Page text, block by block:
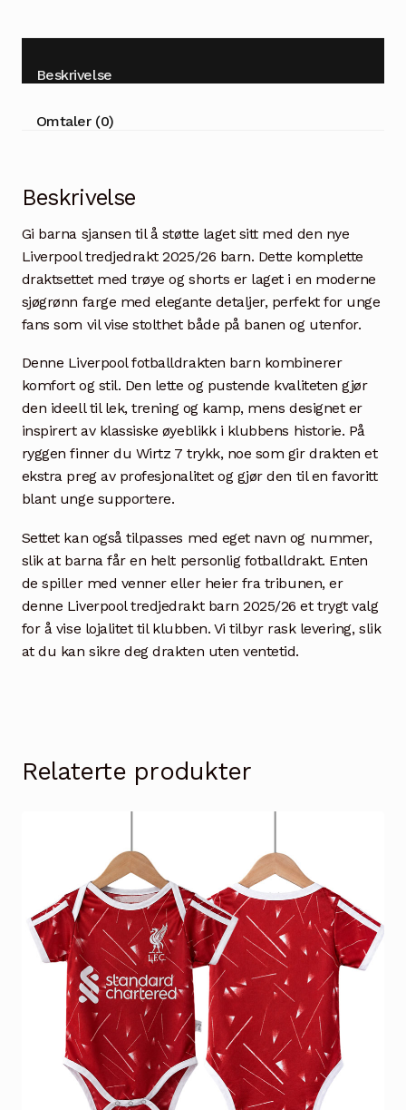
Beskrivelse
Omtaler (0)
Beskrivelse
Gi barna sjansen til å støtte laget sitt med den nye
Liverpool tredjedrakt 2025/26 barn. Dette komplette
draktsettet med trøye og shorts er laget i en moderne
sjøgrønn farge med elegante detaljer, perfekt for unge
fans som vil vise stolthet både på banen og utenfor.
Denne Liverpool fotballdrakten barn kombinerer
komfort og stil. Den lette og pustende kvaliteten gjør
den ideell til lek, trening og kamp, mens designet er
inspirert av klassiske øyeblikk i klubbens historie. På
ryggen finner du Wirtz 7 trykk, noe som gir drakten et
ekstra preg av profesjonalitet og gjør den til en favoritt
blant unge supportere.
Settet kan også tilpasses med eget navn og nummer,
slik at barna får en helt personlig fotballdrakt. Enten
de spiller med venner eller heier fra tribunen, er
denne Liverpool tredjedrakt barn 2025/26 et trygt valg
for å vise lojalitet til klubben. Vi tilbyr rask levering, slik
at du kan sikre deg drakten uten ventetid.
Relaterte produkter